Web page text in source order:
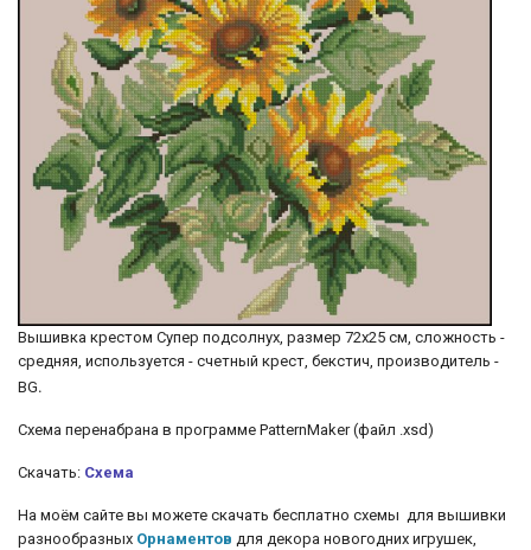
Вышивка крестом Супер подсолнух, размер 72х25 см, сложность -
средняя, используется - счетный крест, бекстич, производитель -
BG.
Cхема перенабрана в программе PatternMaker (файл .xsd)
Скачать: Схема
На моём сайте вы можете скачать бесплатно схемы для вышивки
разнообразных Орнаментов для декора новогодних игрушек,